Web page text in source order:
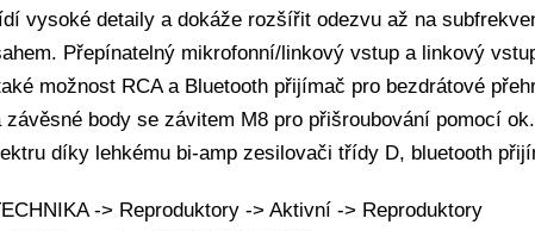
vysoké detaily a dokáže rozšířit odezvu až na
Přepínatelný mikrofonní/linkový vstup a linkový
možnost RCA a Bluetooth přijímač pro bezdrátové
body se závitem M8 pro přišroubování pomocí
díky lehkému bi-amp zesilovači třídy D, bluetooth
-> Reproduktory -> Aktivní -> Reproduktory